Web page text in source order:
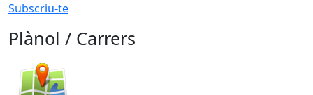
Subscriu-te
Plànol / Carrers